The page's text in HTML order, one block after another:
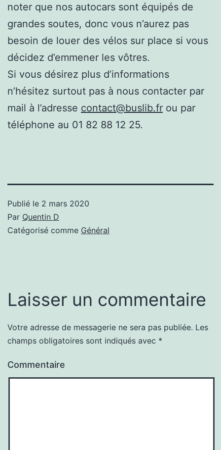
noter que nos autocars sont équipés de
grandes soutes, donc vous n’aurez pas
besoin de louer des vélos sur place si vous
décidez d’emmener les vôtres.
Si vous désirez plus d’informations
n’hésitez surtout pas à nous contacter par
mail à l’adresse contact@buslib.fr ou par
téléphone au 01 82 88 12 25.
Publié le 2 mars 2020
Par Quentin D
Catégorisé comme Général
Laisser un commentaire
Votre adresse de messagerie ne sera pas publiée. Les
champs obligatoires sont indiqués avec *
Commentaire